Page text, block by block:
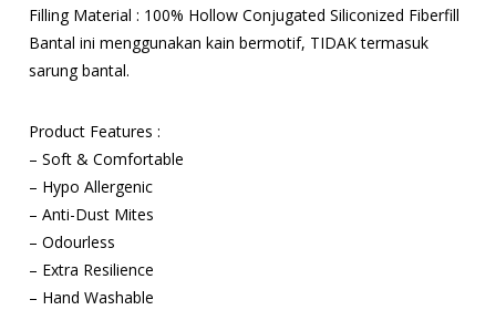
Filling Material : 100% Hollow Conjugated Siliconized Fiberfill
Bantal ini menggunakan kain bermotif, TIDAK termasuk
sarung bantal.
Product Features :
– Soft & Comfortable
– Hypo Allergenic
– Anti-Dust Mites
– Odourless
– Extra Resilience
– Hand Washable